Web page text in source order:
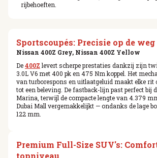
rijbehoeften.
Sportscoupés: Precisie op de weg
Nissan 400Z Grey, Nissan 400Z Yellow
De400Z levert scherpe prestaties dankzij zijn
3.0L V6 met 400 pk en 475 Nm koppel. Het
van turborespons en uitlaatgeluid maakt elke rit
tot een beleving. De fastback-lijn past perfect bij
Marina, terwijl de compacte lengte van 4.379
Dubai Mall vergemakkelijkt — ondanks de lage
122 mm.
Premium Full-Size SUV's: